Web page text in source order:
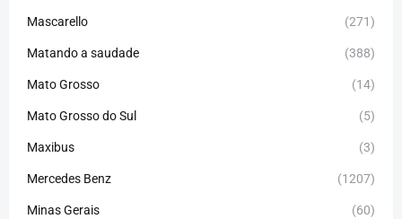
Mascarello (271)
Matando a saudade (388)
Mato Grosso (14)
Mato Grosso do Sul (5)
Maxibus (3)
Mercedes Benz (1207)
Minas Gerais (60)